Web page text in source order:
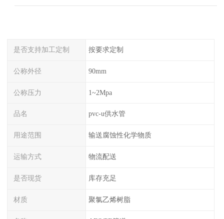
是否支持加工定制 按要求定制
公称外径 90mm
公称压力 1~2Mpa
品名 pvc-u供水管
用途范围 输送腐蚀性化学物质
运输方式 物流配送
是否现货 库存充足
材质 聚氯乙烯树脂